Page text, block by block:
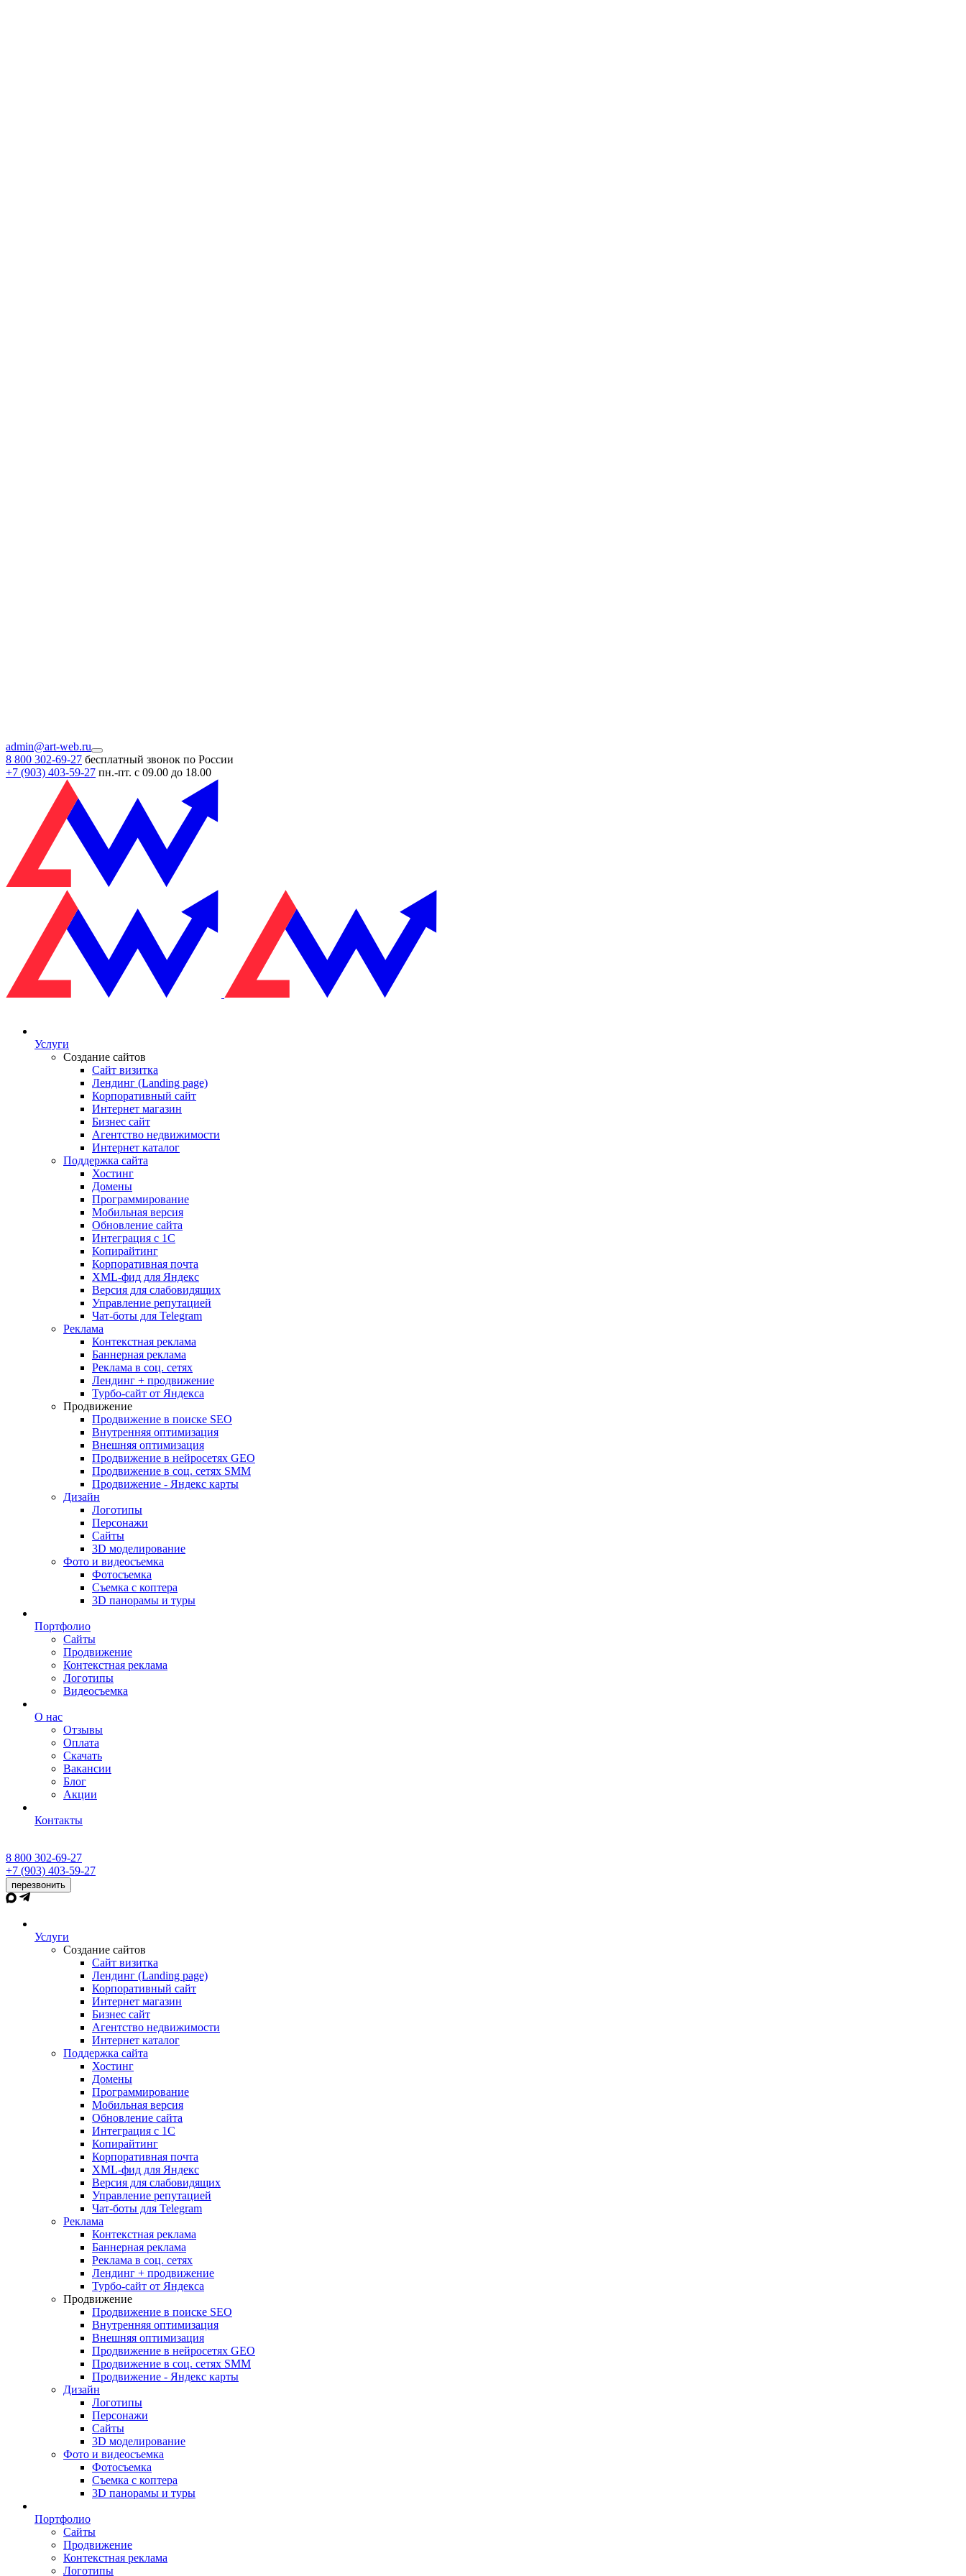
admin@art-web.ru
8 800 302-69-27 бесплатный звонок по России
+7 (903) 403-59-27 пн.-пт. с 09.00 до 18.00
Услуги
Создание сайтов
Сайт визитка
Лендинг (Landing page)
Корпоративный сайт
Интернет магазин
Бизнес сайт
Агентство недвижимости
Интернет каталог
Поддержка сайта
Хостинг
Домены
Программирование
Мобильная версия
Обновление сайта
Интеграция с 1С
Копирайтинг
Корпоративная почта
XML-фид для Яндекс
Версия для слабовидящих
Управление репутацией
Чат-боты для Telegram
Реклама
Контекстная реклама
Баннерная реклама
Реклама в соц. сетях
Лендинг + продвижение
Турбо-сайт от Яндекса
Продвижение
Продвижение в поиске SEO
Внутренняя оптимизация
Внешняя оптимизация
Продвижение в нейросетях GEO
Продвижение в соц. сетях SMM
Продвижение - Яндекс карты
Дизайн
Логотипы
Персонажи
Сайты
3D моделирование
Фото и видеосъемка
Фотосъемка
Съемка с коптера
3D панорамы и туры
Портфолио
Сайты
Продвижение
Контекстная реклама
Логотипы
Видеосъемка
О нас
Отзывы
Оплата
Скачать
Вакансии
Блог
Акции
Контакты
8 800 302-69-27
+7 (903) 403-59-27
перезвонить
Услуги
Создание сайтов
Сайт визитка
Лендинг (Landing page)
Корпоративный сайт
Интернет магазин
Бизнес сайт
Агентство недвижимости
Интернет каталог
Поддержка сайта
Хостинг
Домены
Программирование
Мобильная версия
Обновление сайта
Интеграция с 1С
Копирайтинг
Корпоративная почта
XML-фид для Яндекс
Версия для слабовидящих
Управление репутацией
Чат-боты для Telegram
Реклама
Контекстная реклама
Баннерная реклама
Реклама в соц. сетях
Лендинг + продвижение
Турбо-сайт от Яндекса
Продвижение
Продвижение в поиске SEO
Внутренняя оптимизация
Внешняя оптимизация
Продвижение в нейросетях GEO
Продвижение в соц. сетях SMM
Продвижение - Яндекс карты
Дизайн
Логотипы
Персонажи
Сайты
3D моделирование
Фото и видеосъемка
Фотосъемка
Съемка с коптера
3D панорамы и туры
Портфолио
Сайты
Продвижение
Контекстная реклама
Логотипы